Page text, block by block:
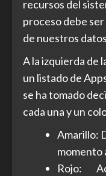
recursos del
proceso debe
de nuestros
A la izquierda de
un listado de
se ha tomado
cada una y un
Amarillo:
momento
Rojo: